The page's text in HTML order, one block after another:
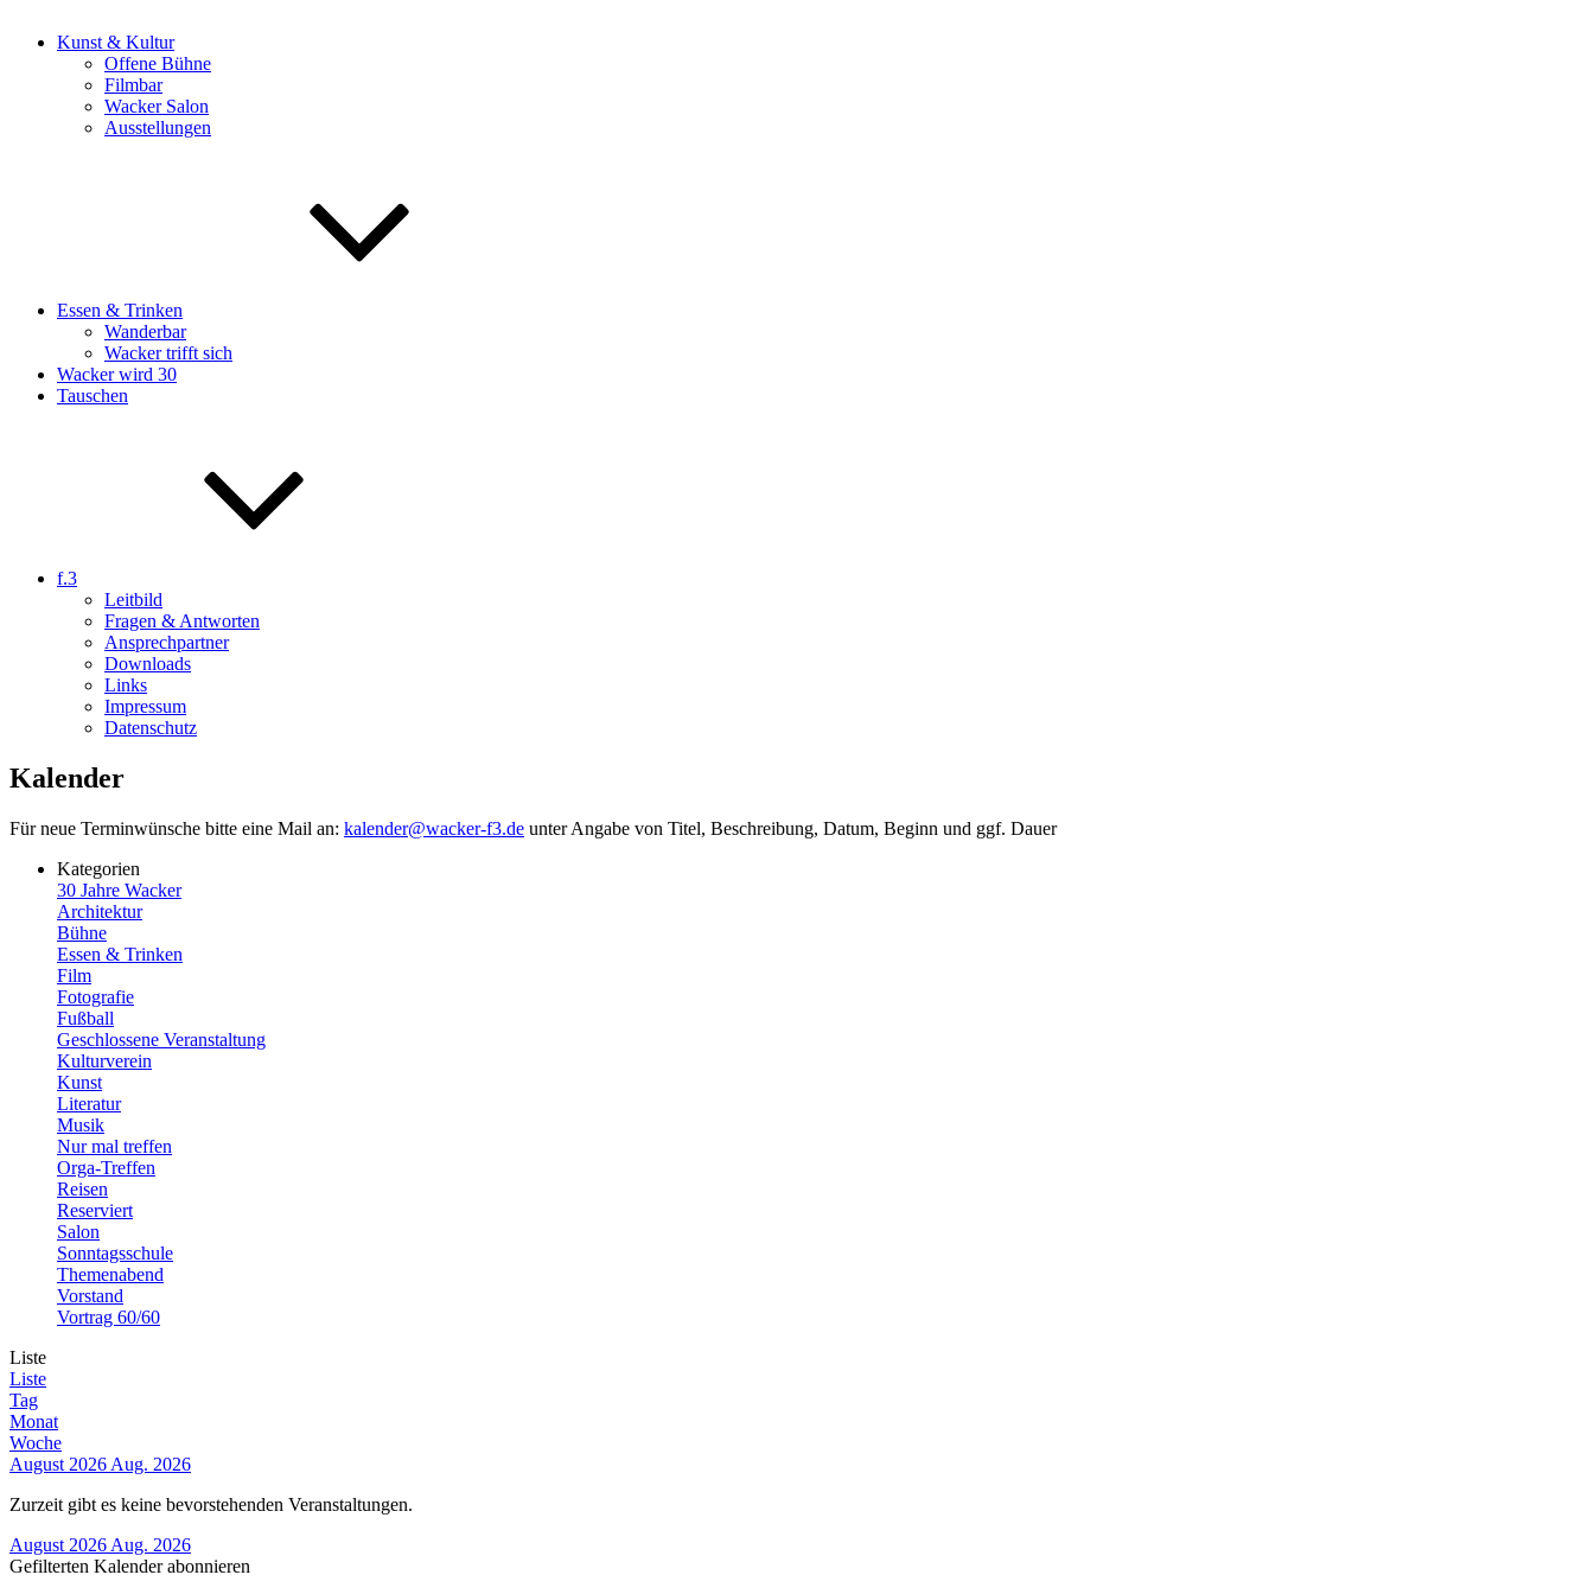
Kunst & Kultur
Offene Bühne
Filmbar
Wacker Salon
Ausstellungen
Essen & Trinken
Wanderbar
Wacker trifft sich
Wacker wird 30
Tauschen
f.3
Leitbild
Fragen & Antworten
Ansprechpartner
Downloads
Links
Impressum
Datenschutz
Kalender
Für neue Terminwünsche bitte eine Mail an: kalender@wacker-f3.de unter Angabe von Titel, Beschreibung, Datum, Beginn und ggf. Dauer
Kategorien
30 Jahre Wacker
Architektur
Bühne
Essen & Trinken
Film
Fotografie
Fußball
Geschlossene Veranstaltung
Kulturverein
Kunst
Literatur
Musik
Nur mal treffen
Orga-Treffen
Reisen
Reserviert
Salon
Sonntagsschule
Themenabend
Vorstand
Vortrag 60/60
Liste
Liste
Tag
Monat
Woche
August 2026 Aug. 2026
Zurzeit gibt es keine bevorstehenden Veranstaltungen.
August 2026 Aug. 2026
Gefilterten Kalender abonnieren